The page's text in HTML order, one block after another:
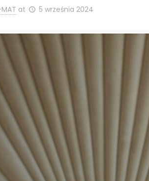
at 5 września 2024